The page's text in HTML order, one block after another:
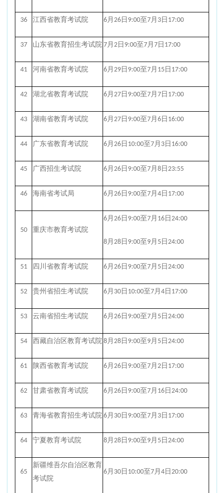
36 江西省教育考试院 6月26日9:00至7月3日17:00
37 山东省教育招生考试院 7月2日9:00至7月7日17:00
41 河南省教育考试院 6月29日9:00至7月15日17:00
42 湖北省教育考试院 6月27日9:00至7月7日17:00
43 湖南省教育考试院 6月27日9:00至7月6日16:00
44 广东省教育考试院 6月26日10:00至7月3日16:00
45 广西招生考试院 6月26日9:00至7月8日23:55
46 海南省考试局 6月26日9:00至7月4日17:00
50 重庆市教育考试院
6月26日9:00至7月16日24:00
8月28日9:00至9月5日24:00
51 四川省教育考试院 6月26日9:00至7月5日24:00
52 贵州省招生考试院 6月30日10:00至7月4日17:00
53 云南省招生考试院 6月26日9:00至7月5日24:00
54 西藏自治区教育考试院 8月28日9:00至9月5日24:00
61 陕西省教育考试院 6月26日9:00至7月2日17:00
62 甘肃省教育考试院 6月26日9:00至7月16日24:00
63 青海省教育招生考试院 6月30日9:00至7月3日17:00
64 宁夏教育考试院 8月28日9:00至9月5日24:00
65
新疆维吾尔自治区教育
考试院
6月30日10:00至7月4日20:00